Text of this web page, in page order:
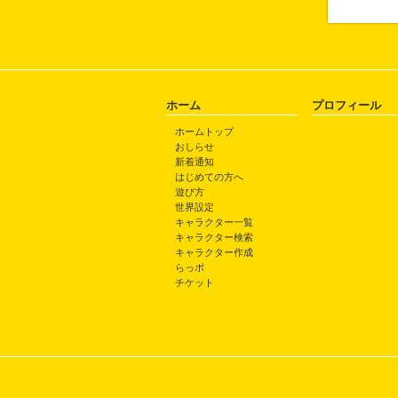
ホーム
ホームトップ
おしらせ
新着通知
はじめての方へ
遊び方
世界設定
キャラクター一覧
キャラクター検索
キャラクター作成
らっポ
チケット
プロフィール